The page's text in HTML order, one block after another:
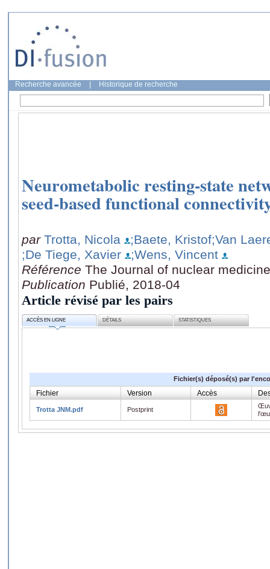
Recherche avancée Historique de recherche
Neurometabolic resting-state
seed-based functional
par Trotta, Nicola ;Baete, Kristof;Van
;De Tiege, Xavier
;Wens, Vincent
Référence The Journal of nuclear medicine
Publication Publié, 2018-04
Article révisé par les pairs
ACCÈS EN LIGNE DÉTAILS STATISTIQUES
Fichier(s) déposé(s) par
Fichier Version Accès
Trotta JNM.pdf Postprint